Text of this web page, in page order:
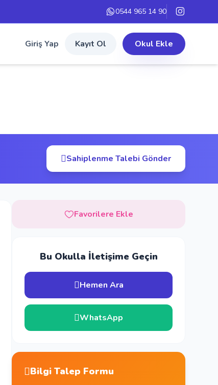
0544 965 14 90
Giriş Yap Kayıt Ol Okul Ekle
Sahiplenme Talebi Gönder
Favorilere Ekle
Bu Okulla İletişime Geçin
Hemen Ara
WhatsApp
Bilgi Talep Formu